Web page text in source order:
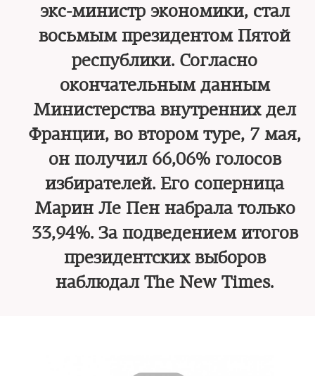
экс-министр экономики, стал
восьмым президентом Пятой
республики. Согласно
окончательным данным
Министерства внутренних дел
Франции, во втором туре, 7 мая,
он получил 66,06% голосов
избирателей. Его соперница
Марин Ле Пен набрала только
33,94%. За подведением итогов
президентских выборов
наблюдал The New Times.